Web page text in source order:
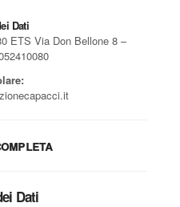
Dati
ETS Via Don Bellone 8 –
Dati